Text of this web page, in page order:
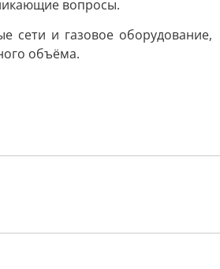
вопросы.
сети и газовое оборудование,
объёма.